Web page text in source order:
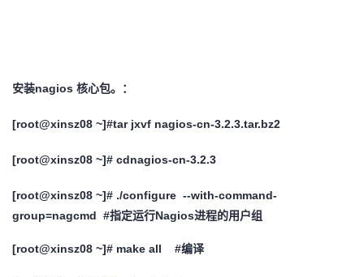
安装nagios 核心包。：
[root@xinsz08 ~]#tar jxvf nagios-cn-3.2.3.tar.bz2
[root@xinsz08 ~]# cdnagios-cn-3.2.3
[root@xinsz08 ~]# ./configure --with-command-
group=nagcmd #指定运行Nagios进程的用户组
[root@xinsz08 ~]# make all #编译